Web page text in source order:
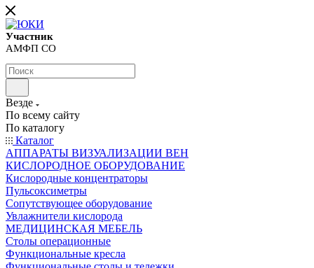
Участник
АМФП СО
Везде
По всему сайту
По каталогу
Каталог
АППАРАТЫ ВИЗУАЛИЗАЦИИ ВЕН
КИСЛОРОДНОЕ ОБОРУДОВАНИЕ
Кислородные концентраторы
Пульсоксиметры
Сопутствующее оборудование
Увлажнители кислорода
МЕДИЦИНСКАЯ МЕБЕЛЬ
Столы операционные
Функциональные кресла